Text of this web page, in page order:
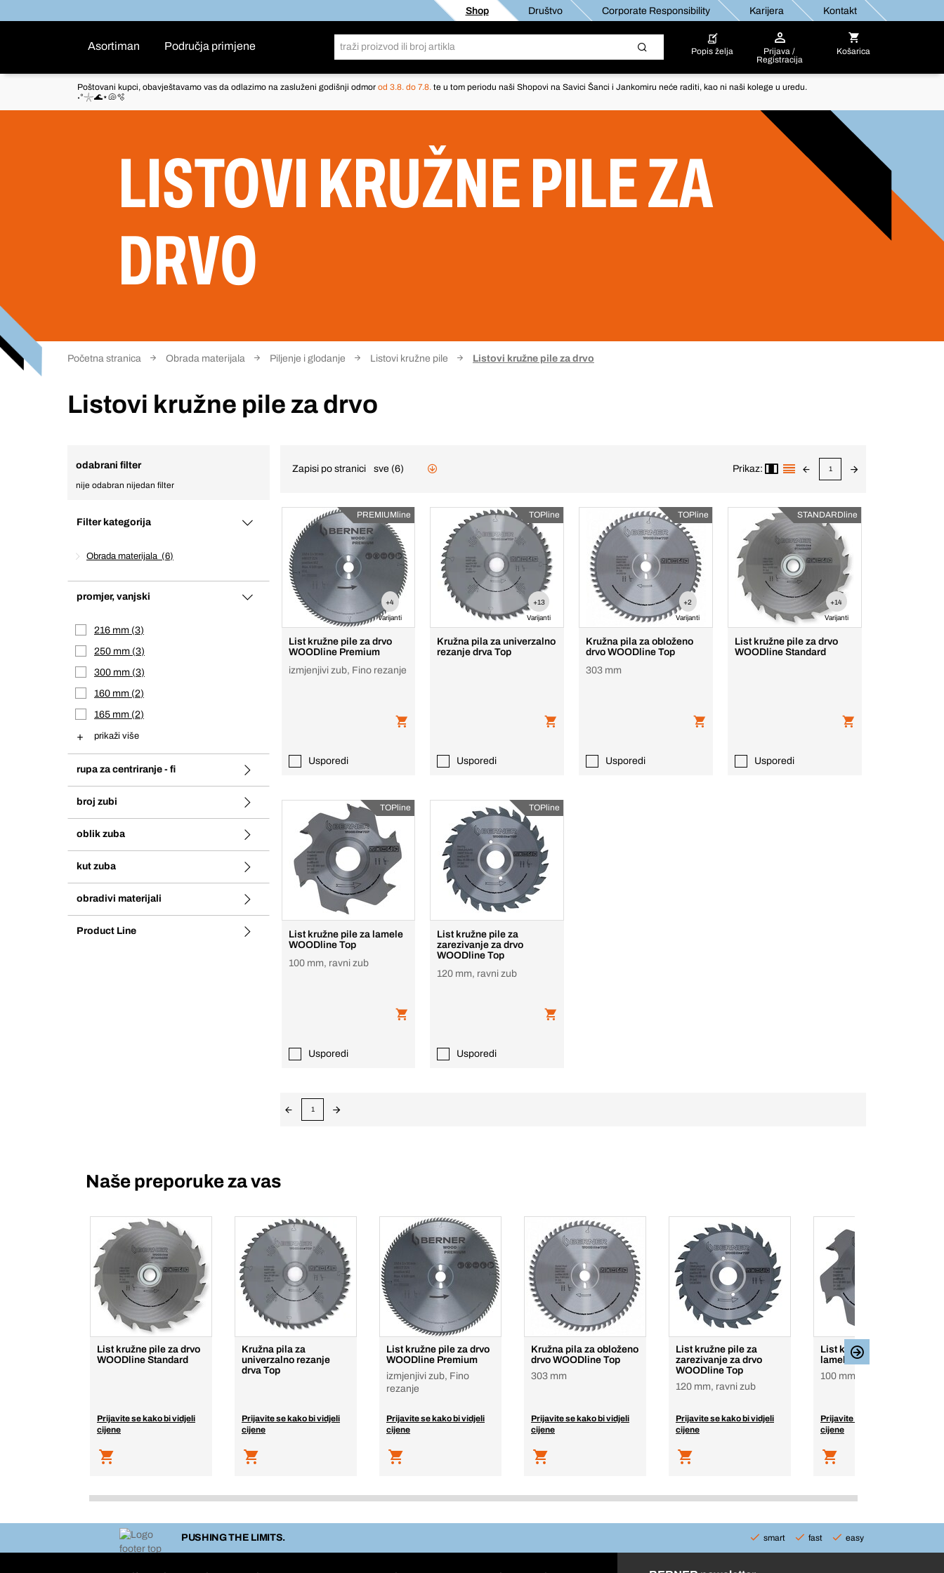
Shop Društvo Corporate Responsibility Karijera Kontakt
Asortiman Područja primjene Popis želja
Prijava /
Registracija
Košarica
Poštovani kupci, obavještavamo vas da odlazimo na zasluženi godišnji odmor od 3.8. do 7.8. te u tom periodu naši Shopovi na Savici Šanci i Jankomiru neće raditi, kao ni naši kolege u uredu.
˖°𓇼🌊⋆🐚🫧
LISTOVI KRUŽNE PILE ZA
DRVO
Početna stranica Obrada materijala Piljenje i glodanje Listovi kružne pile Listovi kružne pile za drvo
Listovi kružne pile za drvo
odabrani filter
nije odabran nijedan filter
Filter kategorija
Obrada materijala 6
promjer, vanjski
216 mm 3
250 mm 3
300 mm 3
160 mm 2
165 mm 2
prikaži više
rupa za centriranje - fi
broj zubi
oblik zuba
kut zuba
obradivi materijali
Product Line
Zapisi po stranici sve (6) Prikaz: 1
PREMIUMline
+4
Varijanti
List kružne pile za drvo
WOODline Premium
izmjenjivi zub, Fino rezanje
Usporedi
TOPline
+13
Varijanti
Kružna pila za univerzalno
rezanje drva Top
Usporedi
TOPline
+2
Varijanti
Kružna pila za obloženo
drvo WOODline Top
303 mm
Usporedi
STANDARDline
+14
Varijanti
List kružne pile za drvo
WOODline Standard
Usporedi
TOPline
List kružne pile za lamele
WOODline Top
100 mm, ravni zub
Usporedi
TOPline
List kružne pile za
zarezivanje za drvo
WOODline Top
120 mm, ravni zub
Usporedi
1
Naše preporuke za vas
List kružne pile za drvo
WOODline Standard
Prijavite se kako bi vidjeli
cijene
Kružna pila za
univerzalno rezanje
drva Top
Prijavite se kako bi vidjeli
cijene
List kružne pile za drvo
WOODline Premium
izmjenjivi zub, Fino
rezanje
Prijavite se kako bi vidjeli
cijene
Kružna pila za obloženo
drvo WOODline Top
303 mm
Prijavite se kako bi vidjeli
cijene
List kružne pile za
zarezivanje za drvo
WOODline Top
120 mm, ravni zub
Prijavite se kako bi vidjeli
cijene
List kružne pile za
lamele WOODline Top
100 mm, ravni zub
Prijavite se kako bi vidjeli
cijene
PUSHING THE LIMITS. smart fast easy